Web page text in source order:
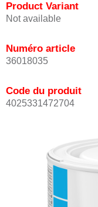
Product Variant
Not available
Numéro article
36018035
Code du produit
4025331472704